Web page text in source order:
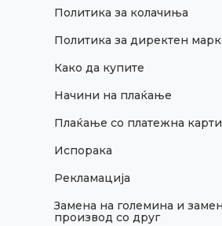
Политика за колачиња
Политика за директен
Како да купите
Начини на плаќање
Плаќање со платежна
Испорака
Рекламација
Замена на големина и
производ со друг